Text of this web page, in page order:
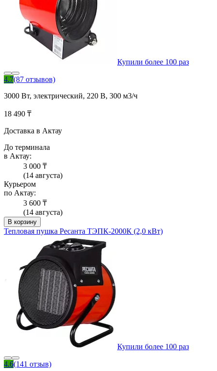
Купили более 100 раз
4.7(87 отзывов)
3000 Вт, электрический, 220 В, 300 м3/ч
18 490 ₸
Доставка в Актау
До терминала
в Актау:
3 000 ₸
(14 августа)
Курьером
по Актау:
3 600 ₸
(14 августа)
В корзину
Тепловая пушка Ресанта ТЭПК-2000К (2,0 кВт)
Купили более 100 раз
4.6(141 отзыв)